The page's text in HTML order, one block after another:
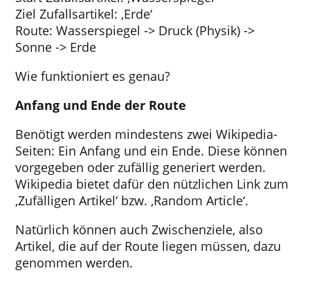
Ziel Zufallsartikel: ‚Erde‘
Route: Wasserspiegel -> Druck (Physik) ->
Sonne -> Erde
Wie funktioniert es genau?
Anfang und Ende der Route
Benötigt werden mindestens zwei Wikipedia-
Seiten: Ein Anfang und ein Ende. Diese können
vorgegeben oder zufällig generiert werden.
Wikipedia bietet dafür den nützlichen Link zum
‚Zufälligen Artikel‘ bzw. ‚Random Article‘.
Natürlich können auch Zwischenziele, also
Artikel, die auf der Route liegen müssen, dazu
genommen werden.